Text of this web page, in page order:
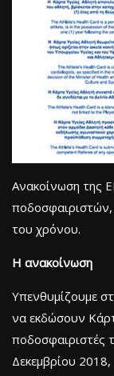
Ανακοίνωση της
ποδοσφαιριστών,
του χρόνου.
Η ανακοίνωση
Υπενθυμίζουμε
να εκδώσουν
ποδοσφαιριστές
Δεκεμβρίου